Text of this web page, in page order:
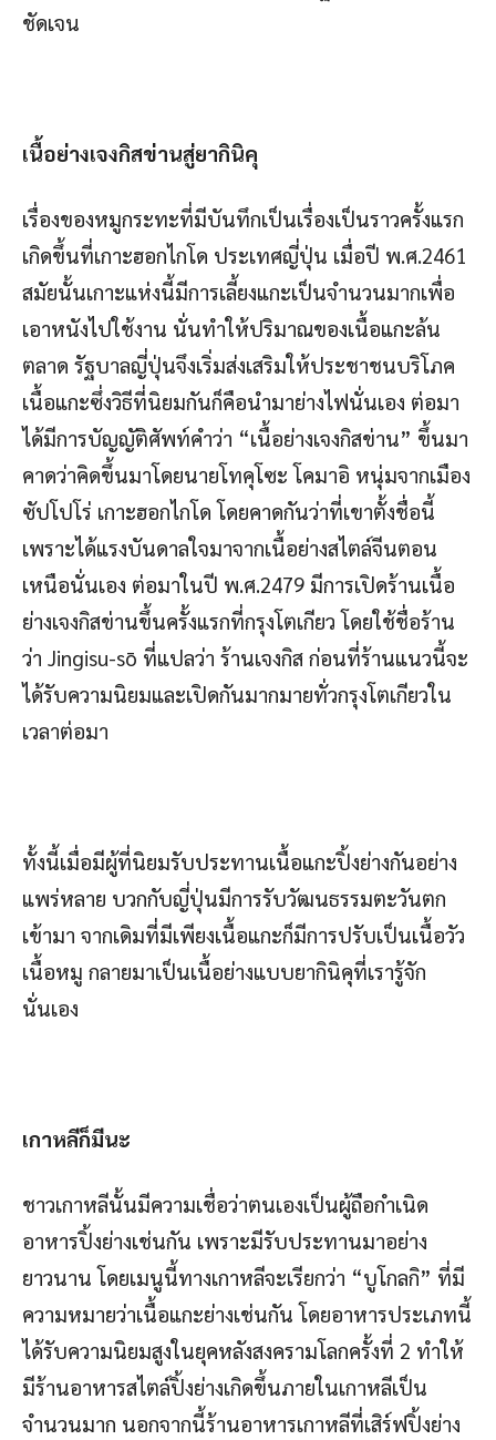
ชัดเจน
เนื้อย่างเจงกิสข่านสู่ยากินิคุ
เรื่องของหมูกระทะที่มีบันทึกเป็นเรื่องเป็นราวครั้งแรก
เกิดขึ้นที่เกาะฮอกไกโด ประเทศญี่ปุ่น เมื่อปี พ.ศ.2461
สมัยนั้นเกาะแห่งนี้มีการเลี้ยงแกะเป็นจำนวนมากเพื่อ
เอาหนังไปใช้งาน นั่นทำให้ปริมาณของเนื้อแกะล้น
ตลาด รัฐบาลญี่ปุ่นจึงเริ่มส่งเสริมให้ประชาชนบริโภค
เนื้อแกะซึ่งวิธีที่นิยมกันก็คือนำมาย่างไฟนั่นเอง ต่อมา
ได้มีการบัญญัติศัพท์คำว่า “เนื้อย่างเจงกิสข่าน” ขึ้นมา
คาดว่าคิดขึ้นมาโดยนายโทคุโซะ โคมาอิ หนุ่มจากเมือง
ซัปโปโร่ เกาะฮอกไกโด โดยคาดกันว่าที่เขาตั้งชื่อนี้
เพราะได้แรงบันดาลใจมาจากเนื้อย่างสไตล์จีนตอน
เหนือนั่นเอง ต่อมาในปี พ.ศ.2479 มีการเปิดร้านเนื้อ
ย่างเจงกิสข่านขึ้นครั้งแรกที่กรุงโตเกียว โดยใช้ชื่อร้าน
ว่า Jingisu-sō ที่แปลว่า ร้านเจงกิส ก่อนที่ร้านแนวนี้จะ
ได้รับความนิยมและเปิดกันมากมายทั่วกรุงโตเกียวใน
เวลาต่อมา
ทั้งนี้เมื่อมีผู้ที่นิยมรับประทานเนื้อแกะปิ้งย่างกันอย่าง
แพร่หลาย บวกกับญี่ปุ่นมีการรับวัฒนธรรมตะวันตก
เข้ามา จากเดิมที่มีเพียงเนื้อแกะก็มีการปรับเป็นเนื้อวัว
เนื้อหมู กลายมาเป็นเนื้อย่างแบบยากินิคุที่เรารู้จัก
นั่นเอง
เกาหลีก็มีนะ
ชาวเกาหลีนั้นมีความเชื่อว่าตนเองเป็นผู้ถือกำเนิด
อาหารปิ้งย่างเช่นกัน เพราะมีรับประทานมาอย่าง
ยาวนาน โดยเมนูนี้ทางเกาหลีจะเรียกว่า “บูโกลกิ” ที่มี
ความหมายว่าเนื้อแกะย่างเช่นกัน โดยอาหารประเภทนี้
ได้รับความนิยมสูงในยุคหลังสงครามโลกครั้งที่ 2 ทำให้
มีร้านอาหารสไตล์ปิ้งย่างเกิดขึ้นภายในเกาหลีเป็น
จำนวนมาก นอกจากนี้ร้านอาหารเกาหลีที่เสิร์ฟปิ้งย่าง